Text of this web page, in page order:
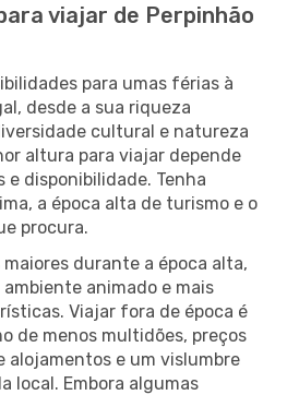
viajar de Perpinhão
para umas férias à
desde a sua riqueza
cultural e natureza
altura para viajar depende
e disponibilidade. Tenha
a época alta de turismo e o
procura.
durante a época alta,
animado e mais
Viajar fora de época é
de menos multidões, preços
alojamentos e um vislumbre
local. Embora algumas